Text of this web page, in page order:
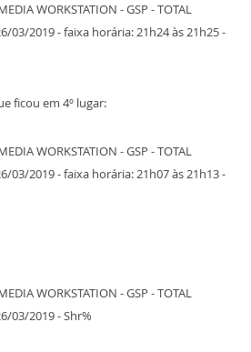
WORKSTATION - GSP - TOTAL
03/2019 - faixa horária: 21h24 às 21h25 -
ficou em 4º lugar:
WORKSTATION - GSP - TOTAL
03/2019 - faixa horária: 21h07 às 21h13 -
WORKSTATION - GSP - TOTAL
03/2019 - Shr%